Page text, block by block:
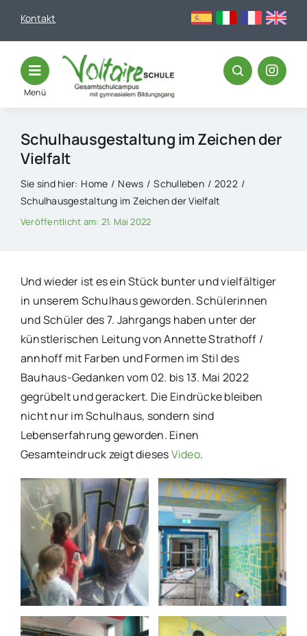
Kontakt
Menü
Schulhausgestaltung im Zeichen der
Vielfalt
Sie sind hier: Home News Schulleben
2022
Schulhausgestaltung im Zeichen der Vielfalt
Veröffentlicht am: 21. Mai 2022
Und wieder ist es ein Stück bunter und vielfältiger
in unserem Schulhaus geworden. Schülerinnen
und Schüler des 7. Jahrgangs haben unter der
künstlerischen Leitung von Annette Strathoff /
annhoff mit Farben und Formen im Stil des
Bauhaus-Gedanken vom 02. bis 13. Mai 2022
gegrübelt und gerackert. Die Eindrücke bleiben
nicht nur im Schulhaus, sondern sind
Lebenserfahrung geworden. Einen
Gesamteindruck zeigt diesesVideo.